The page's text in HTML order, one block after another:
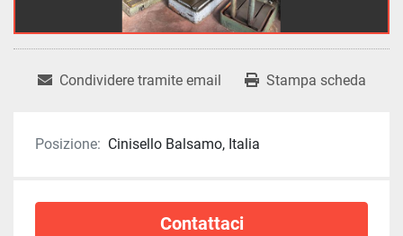
Condividere tramite email Stampa scheda
Posizione: Cinisello Balsamo, Italia
Contattaci